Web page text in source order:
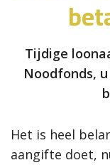
Tijdige
Noodfonds,
Het is heel
aangifte doet,